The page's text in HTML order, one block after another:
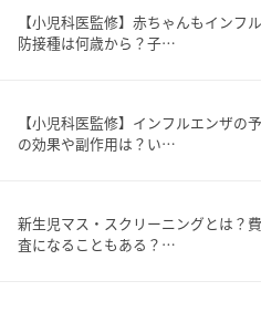
【小児科医監修】赤ちゃんもインフ
防接種は何歳から？子…
【小児科医監修】インフルエンザの
の効果や副作用は？い…
新生児マス・スクリーニングとは？
査になることもある？…